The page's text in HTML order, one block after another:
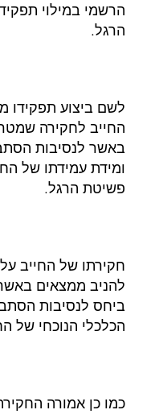
הרשמי במילוי
הרגל.
לשם ביצוע תפקידו
החייב לחקירה
באשר לנסיבות
ומידת עמידתו של
פשיטת הרגל.
חקירתו של החייב
להניב ממצאים
ביחס לנסיבות
הכלכלי הנוכחי של
כמו כן אמורה